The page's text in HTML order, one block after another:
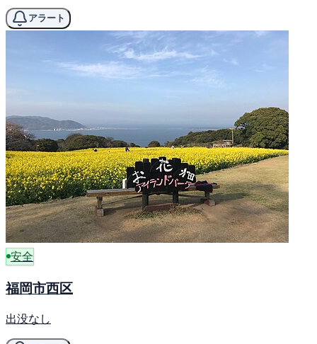
アラート
安全
福岡市西区
出没なし